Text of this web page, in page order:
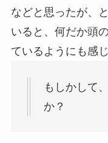
などと思ったが、
いると、何だか頭
ているようにも感じ
もしかして
か？